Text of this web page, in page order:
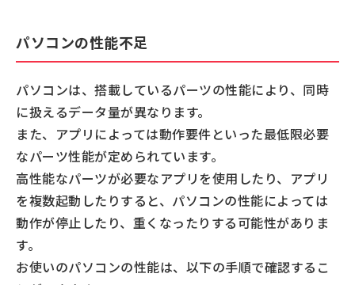
パソコンの性能不足
パソコンは、搭載しているパーツの性能により、同時
に扱えるデータ量が異なります。
また、アプリによっては動作要件といった最低限必要
なパーツ性能が定められています。
高性能なパーツが必要なアプリを使用したり、アプリ
を複数起動したりすると、パソコンの性能によっては
動作が停止したり、重くなったりする可能性がありま
す。
お使いのパソコンの性能は、以下の手順で確認するこ